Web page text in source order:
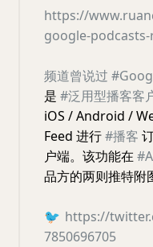
https://
google-
频道曾说过
是 #泛用型播客客
iOS / Android /
Feed 进行#播客
户端。该功能在
品方的两则推特附
🐦 https://
7850696705